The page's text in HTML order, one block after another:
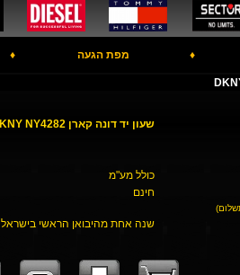
♦ מפת הגעה ♦
שעון יד דונה קארן DKNY NY4282
כולל מע"מ
חינם
שנה אחת מהיבואן הראשי בישראל